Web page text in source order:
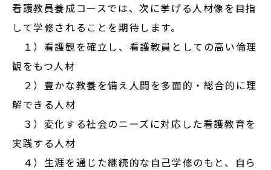
在学生の方
卒業生の方
大学院生の方・修了生の方
企業・病院の方
お問い合わせ
看護教員養成コースでは、次に挙げる人材像を目指
して学修されることを期待します。
１）看護観を確立し、看護教員としての高い倫理
観をもつ人材
２）豊かな教養を備え人間を多面的・総合的に理
解できる人材
３）変化する社会のニーズに対応した看護教育を
実践する人材
４）生涯を通じた継続的な自己学修のもと、自ら